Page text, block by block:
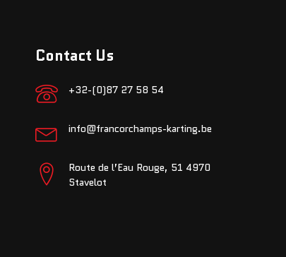
Contact Us
+32-(0)87 27 58 54
info@francorchamps-karting.be
Route de l’Eau Rouge, 51 4970
Stavelot